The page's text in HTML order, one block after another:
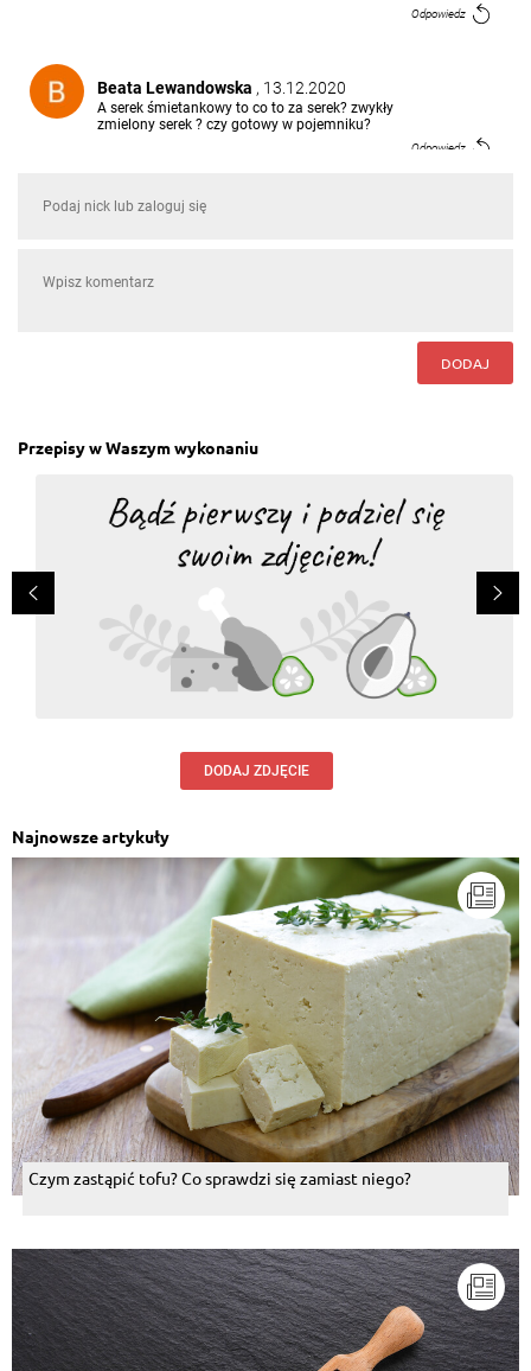
Odpowiedz
Beata Lewandowska , 13.12.2020
A serek śmietankowy to co to za serek? zwykły
zmielony serek ? czy gotowy w pojemniku?
Odpowiedz
DODAJ
Przepisy w Waszym wykonaniu
DODAJ ZDJĘCIE
Najnowsze artykuły
Czym zastąpić tofu? Co sprawdzi się zamiast niego?